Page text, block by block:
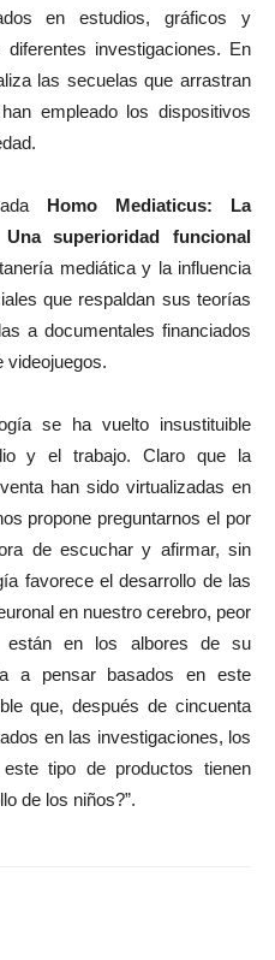
en estudios, gráficos y
investigaciones. En
las secuelas que arrastran
empleado los dispositivos
Homo Mediaticus: La
superioridad funcional
mediática y la influencia
que respaldan sus teorías
a documentales financiados
videojuegos.
se ha vuelto insustituible
y el trabajo. Claro que la
han sido virtualizadas en
propone preguntarnos el por
de escuchar y afirmar, sin
favorece el desarrollo de las
en nuestro cerebro, peor
en los albores de su
a pensar basados en este
que, después de cincuenta
en las investigaciones, los
tipo de productos tienen
de los niños?”.